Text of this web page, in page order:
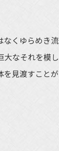
なくゆらめき流
大なそれを模し
を見渡すことが